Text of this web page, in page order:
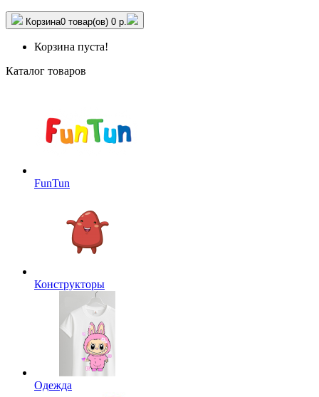
Корзина0 товар(ов) 0 р.
Корзина пуста!
Каталог товаров
FunTun
Конструкторы
Одежда